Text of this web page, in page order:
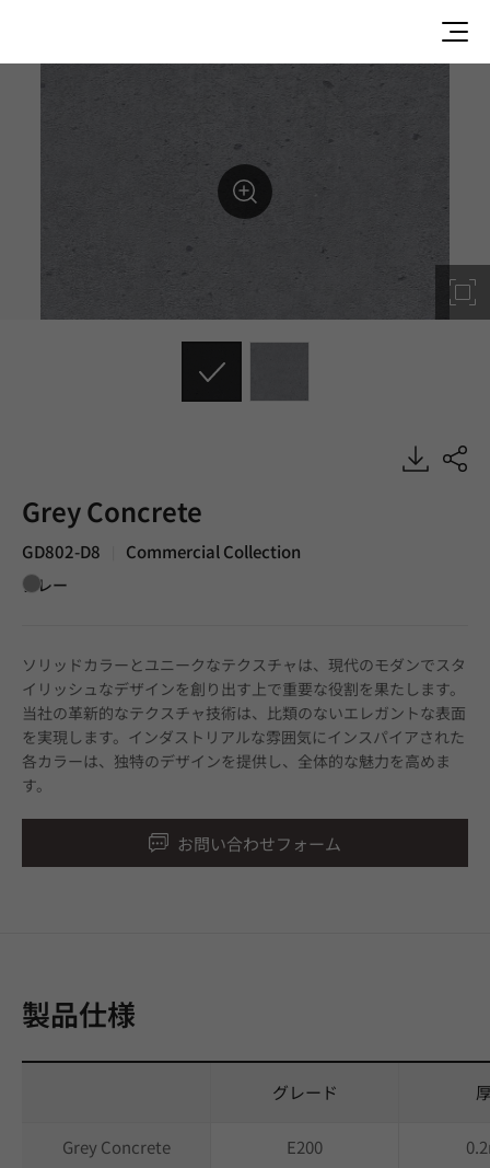
Grey Concrete
GD802-D8 Commercial Collection
グレー
ソリッドカラーとユニークなテクスチャは、現代のモダンでスタ
イリッシュなデザインを創り出す上で重要な役割を果たします。
当社の革新的なテクスチャ技術は、比類のないエレガントな表面
を実現します。インダストリアルな雰囲気にインスパイアされた
各カラーは、独特のデザインを提供し、全体的な魅力を高めま
す。
お問い合わせフォーム
製品仕様
グレード
Grey Concrete E200